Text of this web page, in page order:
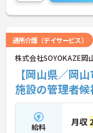
通所介護（デイサービス）
株式会社SOYOKAZE岡
【岡山県／岡
施設の管理者
給料 月収